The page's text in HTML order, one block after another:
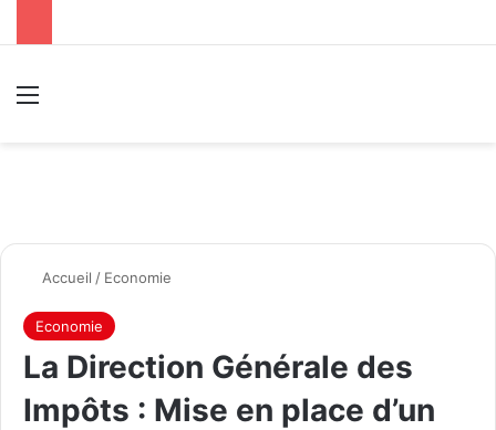
Accueil / Economie
Economie
La Direction Générale des
Impôts : Mise en place d’un